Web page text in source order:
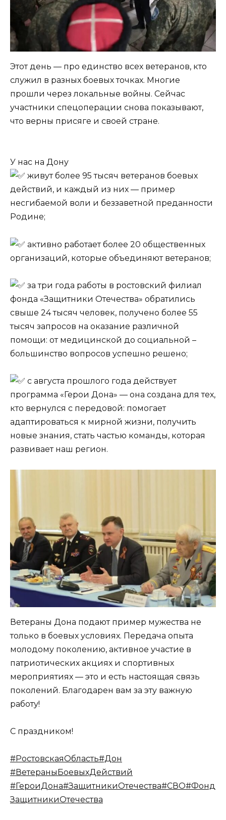
Этот день — про единство всех ветеранов, кто
служил в разных боевых точках. Многие
прошли через локальные войны. Сейчас
участники спецоперации снова показывают,
что верны присяге и своей стране.
У нас на Дону
живут более 95 тысяч ветеранов боевых
действий, и каждый из них — пример
несгибаемой воли и беззаветной преданности
Родине;
активно работает более 20 общественных
организаций, которые объединяют ветеранов;
за три года работы в ростовский филиал
фонда «Защитники Отечества» обратились
свыше 24 тысяч человек, получено более 55
тысяч запросов на оказание различной
помощи: от медицинской до социальной –
большинство вопросов успешно решено;
с августа прошлого года действует
программа «Герои Дона» — она создана для тех,
кто вернулся с передовой: помогает
адаптироваться к мирной жизни, получить
новые знания, стать частью команды, которая
развивает наш регион.
Ветераны Дона подают пример мужества не
только в боевых условиях. Передача опыта
молодому поколению, активное участие в
патриотических акциях и спортивных
мероприятиях — это и есть настоящая связь
поколений. Благодарен вам за эту важную
работу!
С праздником!
#РостовскаяОбласть#Дон
#ВетераныБоевыхДействий
#ГероиДона#ЗащитникиОтечества#СВО#Фонд
ЗащитникиОтечества